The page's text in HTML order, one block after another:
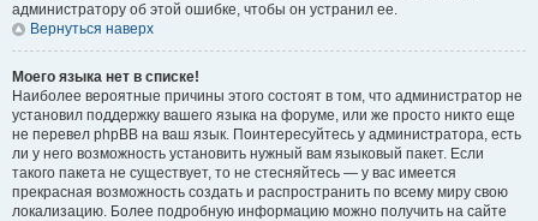
администратору об этой ошибке, чтобы он устранил ее.
Вернуться наверх
Моего языка нет в списке!
Наиболее вероятные причины этого состоят в том, что администратор не
установил поддержку вашего языка на форуме, или же просто никто еще
не перевел phpBB на ваш язык. Поинтересуйтесь у администратора, есть
ли у него возможность установить нужный вам языковый пакет. Если
такого пакета не существует, то не стесняйтесь — у вас имеется
прекрасная возможность создать и распространить по всему миру свою
локализацию. Более подробную информацию можно получить на сайте